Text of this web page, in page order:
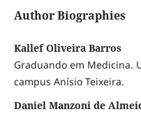
Author Biographies
Kallef Oliveira Barros
Graduando em Medicina.
campus Anísio Teixeira.
Daniel Manzoni de